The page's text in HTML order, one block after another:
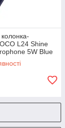
L24 Shine
5W Blue